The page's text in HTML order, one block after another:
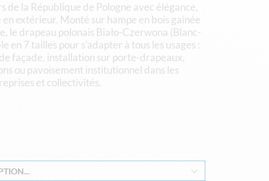
de la République de Pologne avec élégance,
extérieur. Monté sur hampe en bois gainée
le drapeau polonais Biało-Czerwona (Blanc-
en 7 tailles pour s'adapter à tous les usages :
façade, installation sur porte-drapeaux,
ou pavoisement institutionnel dans les
et collectivités.